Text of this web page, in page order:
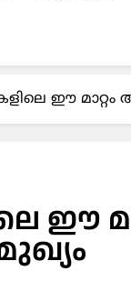
ഈ
ഈ